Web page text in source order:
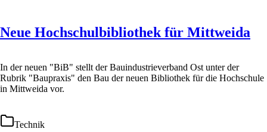
Neue Hochschulbibliothek für Mittweida
In der neuen "BiB" stellt der Bauindustrieverband Ost unter der
Rubrik "Baupraxis" den Bau der neuen Bibliothek für die Hochschule
in Mittweida vor.
Technik